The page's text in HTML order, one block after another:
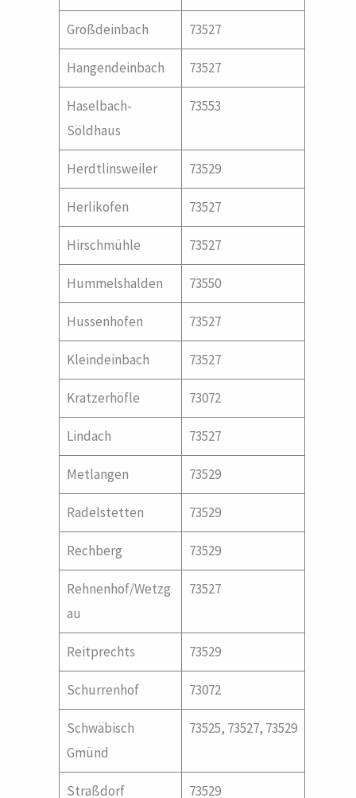
Großdeinbach 73527
Hangendeinbach 73527
Haselbach-
Söldhaus
73553
Herdtlinsweiler 73529
Herlikofen 73527
Hirschmühle 73527
Hummelshalden 73550
Hussenhofen 73527
Kleindeinbach 73527
Kratzerhöfle 73072
Lindach 73527
Metlangen 73529
Radelstetten 73529
Rechberg 73529
Rehnenhof/Wetzg
au
73527
Reitprechts 73529
Schurrenhof 73072
Schwäbisch
Gmünd
73525, 73527, 73529
Straßdorf 73529